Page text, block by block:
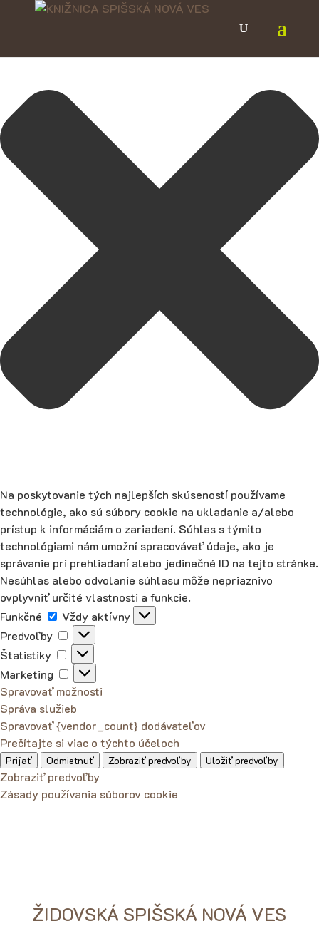
Spravovať Súhlas
Na poskytovanie tých najlepších skúseností používame
technológie, ako sú súbory cookie na ukladanie a/alebo
prístup k informáciám o zariadení. Súhlas s týmito
technológiami nám umožní spracovávať údaje, ako je
správanie pri prehliadaní alebo jedinečné ID na tejto stránke.
Nesúhlas alebo odvolanie súhlasu môže nepriaznivo
ovplyvniť určité vlastnosti a funkcie.
Funkčné
Funkčné
Vždy aktívny
Predvoľby
Predvoľby
Štatistiky
Štatistiky
Marketing
Marketing
Spravovať možnosti
Správa služieb
Spravovať {vendor_count} dodávateľov
Prečítajte si viac o týchto účeloch
Prijať Odmietnuť Zobraziť predvoľby Uložiť predvoľby
Zobraziť predvoľby
Zásady používania súborov cookie
ŽIDOVSKÁ SPIŠSKÁ NOVÁ VES